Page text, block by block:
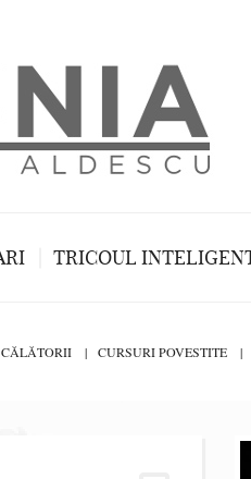
TRICOUL
CĂLĂTORII CURSURI POVESTITE